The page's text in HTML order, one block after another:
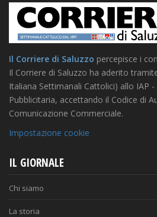
Il Corriere di Saluzzo percepisce i
Il Corriere di Saluzzo ha aderito
Italiana Settimanali Cattolici) allo IAP
Pubblicitaria, accettando il Codice di
Comunicazione Commerciale.
Impostazione cookie
IL GIORNALE
Chi siamo
La storia